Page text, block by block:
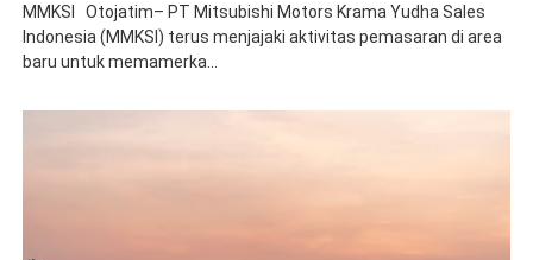
MMKSI Otojatim– PT Mitsubishi Motors Krama Yudha Sales
Indonesia (MMKSI) terus menjajaki aktivitas pemasaran di area
baru untuk memamerka...